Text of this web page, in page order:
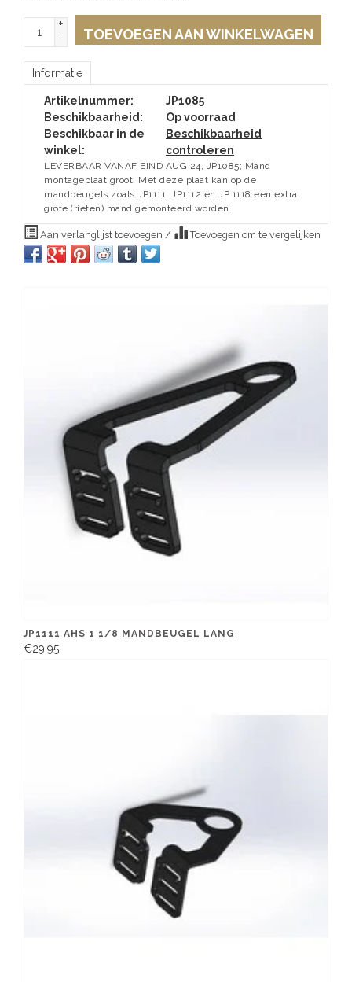
+
-
TOEVOEGEN AAN WINKELWAGEN
Informatie
Artikelnummer:
JP1085
Beschikbaarheid:
Op voorraad
Beschikbaar in de
winkel:
Beschikbaarheid
controleren
LEVERBAAR VANAF EIND AUG 24, JP1085; Mand
montageplaat groot. Met deze plaat kan op de
mandbeugels zoals JP1111, JP1112 en JP 1118 een extra
grote (rieten) mand gemonteerd worden.
Aan verlanglijst toevoegen / Toevoegen om te vergelijken
JP1111 AHS 1 1/8 MANDBEUGEL LANG
€29,95